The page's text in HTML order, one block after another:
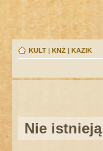
KULT | KNŻ | KAZIK
Nie